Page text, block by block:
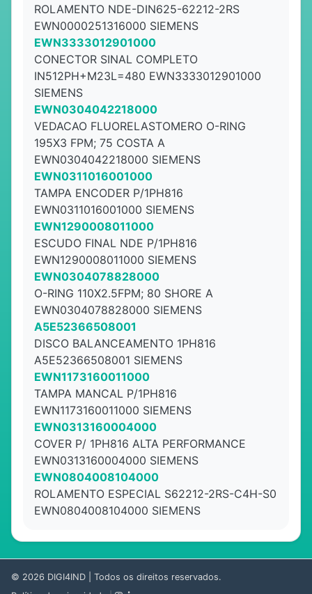
ROLAMENTO NDE-DIN625-62212-2RS
EWN0000251316000 SIEMENS
EWN3333012901000
CONECTOR SINAL COMPLETO
IN512PH+M23L=480 EWN3333012901000
SIEMENS
EWN0304042218000
VEDACAO FLUORELASTOMERO O-RING
195X3 FPM; 75 COSTA A
EWN0304042218000 SIEMENS
EWN0311016001000
TAMPA ENCODER P/1PH816
EWN0311016001000 SIEMENS
EWN1290008011000
ESCUDO FINAL NDE P/1PH816
EWN1290008011000 SIEMENS
EWN0304078828000
O-RING 110X2.5FPM; 80 SHORE A
EWN0304078828000 SIEMENS
A5E52366508001
DISCO BALANCEAMENTO 1PH816
A5E52366508001 SIEMENS
EWN1173160011000
TAMPA MANCAL P/1PH816
EWN1173160011000 SIEMENS
EWN0313160004000
COVER P/ 1PH816 ALTA PERFORMANCE
EWN0313160004000 SIEMENS
EWN0804008104000
ROLAMENTO ESPECIAL S62212-2RS-C4H-S0
EWN0804008104000 SIEMENS
© 2026 DIGI4IND | Todos os direitos reservados.